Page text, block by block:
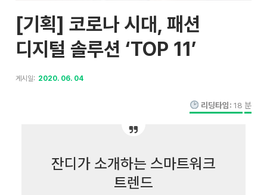
[기획] 코로나 시대, 패션
디지털 솔루션 ‘TOP 11’
게시일: 2020. 06. 04
리딩타임: 18 분
잔디가 소개하는 스마트워크
트렌드